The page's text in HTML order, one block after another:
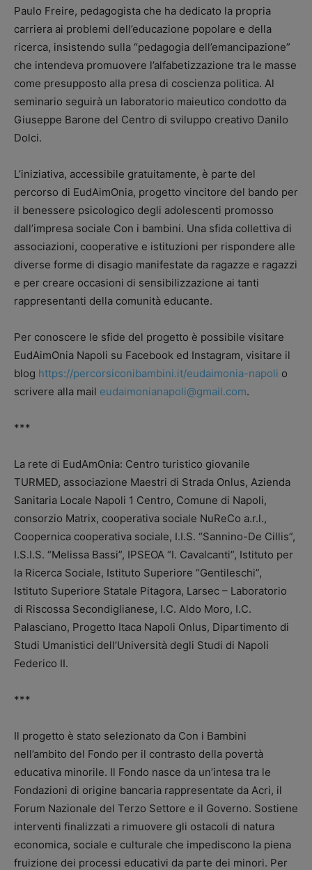
Paulo Freire, pedagogista che ha dedicato la propria
carriera ai problemi dell’educazione popolare e della
ricerca, insistendo sulla “pedagogia dell’emancipazione”
che intendeva promuovere l’alfabetizzazione tra le masse
come presupposto alla presa di coscienza politica. Al
seminario seguirà un laboratorio maieutico condotto da
Giuseppe Barone del Centro di sviluppo creativo Danilo
Dolci.
L’iniziativa, accessibile gratuitamente, è parte del
percorso di EudAimOnia, progetto vincitore del bando per
il benessere psicologico degli adolescenti promosso
dall’impresa sociale Con i bambini. Una sfida collettiva di
associazioni, cooperative e istituzioni per rispondere alle
diverse forme di disagio manifestate da ragazze e ragazzi
e per creare occasioni di sensibilizzazione ai tanti
rappresentanti della comunità educante.
Per conoscere le sfide del progetto è possibile visitare
EudAimOnia Napoli su Facebook ed Instagram, visitare il
blog https://percorsiconibambini.it/eudaimonia-napoli o
scrivere alla mail eudaimonianapoli@gmail.com.
***
La rete di EudAmOnia: Centro turistico giovanile
TURMED, associazione Maestri di Strada Onlus, Azienda
Sanitaria Locale Napoli 1 Centro, Comune di Napoli,
consorzio Matrix, cooperativa sociale NuReCo a.r.l.,
Coopernica cooperativa sociale, I.I.S. “Sannino-De Cillis”,
I.S.I.S. “Melissa Bassi”, IPSEOA “I. Cavalcanti”, Istituto per
la Ricerca Sociale, Istituto Superiore “Gentileschi”,
Istituto Superiore Statale Pitagora, Larsec – Laboratorio
di Riscossa Secondiglianese, I.C. Aldo Moro, I.C.
Palasciano, Progetto Itaca Napoli Onlus, Dipartimento di
Studi Umanistici dell’Università degli Studi di Napoli
Federico II.
***
Il progetto è stato selezionato da Con i Bambini
nell’ambito del Fondo per il contrasto della povertà
educativa minorile. Il Fondo na­sce da un’intesa tra le
Fondazioni di origine bancaria rappresentate da Acri, il
Forum Nazionale del Terzo Settore e il Governo. Sostiene
interventi finalizzati a rimuovere gli ostacoli di natura
economica, sociale e culturale che impediscono la piena
fruizione dei processi educativi da parte dei minori. Per